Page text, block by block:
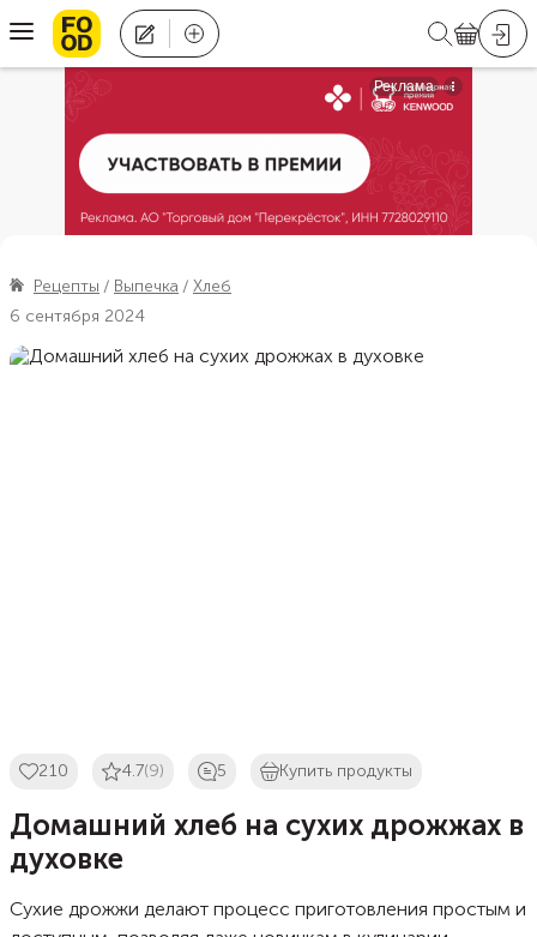
Рецепты Выпечка
Хлеб
6 сентября 2024
210 4.7(9) 5 Купить продукты
Домашний хлеб на сухих дрожжах в
духовке
Сухие дрожжи делают процесс приготовления простым и